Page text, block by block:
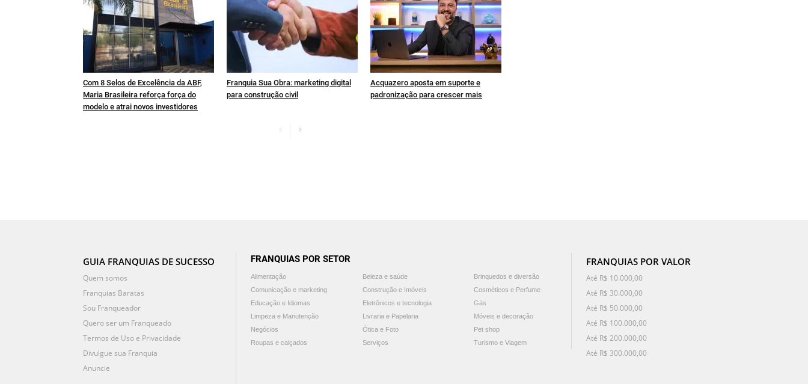
Com 8 Selos de Excelência da ABF,
Maria Brasileira reforça força do
modelo e atrai novos investidores
Franquia Sua Obra: marketing digital
para construção civil
Acquazero aposta em suporte e
padronização para crescer mais
GUIA FRANQUIAS DE SUCESSO
Quem somos
Franquias Baratas
Sou Franqueador
Quero ser um Franqueado
Termos de Uso e Privacidade
Divulgue sua Franquia
Anuncie
FRANQUIAS POR SETOR
Alimentação Beleza e saúde
Brinquedos e diversão
Comunicação e marketing
Construção e Imóveis
Cosméticos e Perfume
Educação e Idiomas
Eletrônicos e tecnologia
Gás
Limpeza e Manutenção
Livraria e Papelaria
Móveis e decoração
Negócios
Ótica e Foto
Pet shop
Roupas e calçados
Serviços Turismo e Viagem
FRANQUIAS POR VALOR
Até R$ 10.000,00
Até R$ 30.000,00
Até R$ 50.000,00
Até R$ 100.000,00
Até R$ 200.000,00
Até R$ 300.000,00